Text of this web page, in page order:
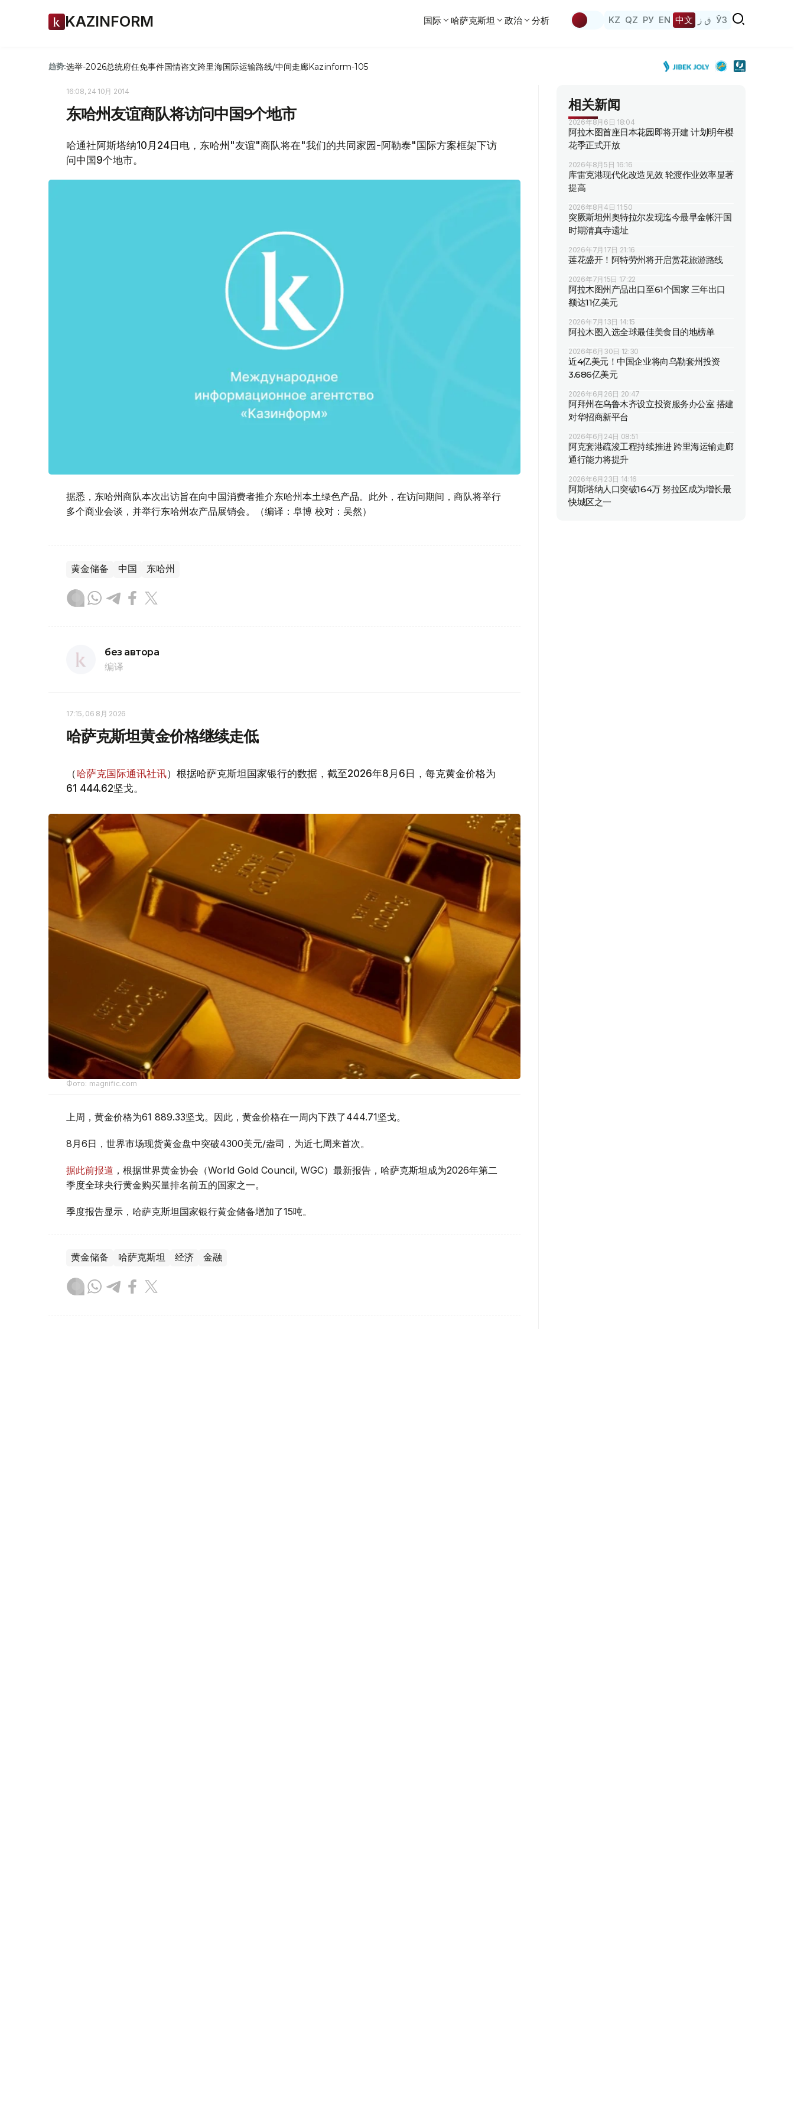
KAZINFORM 国际 哈萨克斯坦 政治 分析 KZ QZ РУ EN 中文 ق ز ЎЗ
趋势:选举-2026总统府任免事件国情咨文跨里海国际运输路线/中间走廊Kazinform-105
16:08, 24 10月 2014
东哈州友谊商队将访问中国9个地市
哈通社阿斯塔纳10月24日电，东哈州"友谊"商队将在"我们的共同家园-阿勒泰"国际方案框架下访
问中国9个地市。
据悉，东哈州商队本次出访旨在向中国消费者推介东哈州本土绿色产品。此外，在访问期间，商队将举行
多个商业会谈，并举行东哈州农产品展销会。（编译：阜博 校对：吴然）
黄金储备 中国 东哈州
без автора
编译
17:15, 06 8月 2026
哈萨克斯坦黄金价格继续走低
（哈萨克国际通讯社讯）根据哈萨克斯坦国家银行的数据，截至2026年8月6日，每克黄金价格为
61 444.62坚戈。
Фото: magnific.com
上周，黄金价格为61 889.33坚戈。因此，黄金价格在一周内下跌了444.71坚戈。
8月6日，世界市场现货黄金盘中突破4300美元/盎司，为近七周来首次。
据此前报道 ，根据世界黄金协会（World Gold Council, WGC）最新报告，哈萨克斯坦成为2026年第二
季度全球央行黄金购买量排名前五的国家之一。
季度报告显示，哈萨克斯坦国家银行黄金储备增加了15吨。
黄金储备 哈萨克斯坦 经济 金融
相关新闻
2026年8月6日 18:04
阿拉木图首座日本花园即将开建 计划明年樱
花季正式开放
2026年8月5日 16:16
库雷克港现代化改造见效 轮渡作业效率显著
提高
2026年8月4日 11:50
突厥斯坦州奥特拉尔发现迄今最早金帐汗国
时期清真寺遗址
2026年7月17日 21:16
莲花盛开！阿特劳州将开启赏花旅游路线
2026年7月15日 17:22
阿拉木图州产品出口至61个国家 三年出口
额达11亿美元
2026年7月13日 14:15
阿拉木图入选全球最佳美食目的地榜单
2026年6月30日 12:30
近4亿美元！中国企业将向乌勒套州投资
3.686亿美元
2026年6月26日 20:47
阿拜州在乌鲁木齐设立投资服务办公室 搭建
对华招商新平台
2026年6月24日 08:51
阿克套港疏浚工程持续推进 跨里海运输走廊
通行能力将提升
2026年6月23日 14:16
阿斯塔纳人口突破164万 努拉区成为增长最
快城区之一